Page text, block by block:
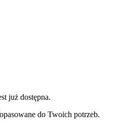
już dostępna.
do Twoich potrzeb.